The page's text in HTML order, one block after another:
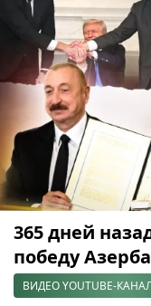
365 дней
победу
ВИДЕО YOUTUBE-